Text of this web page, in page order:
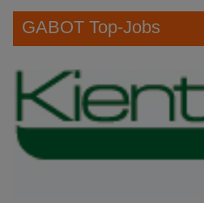
GABOT Top-Jobs